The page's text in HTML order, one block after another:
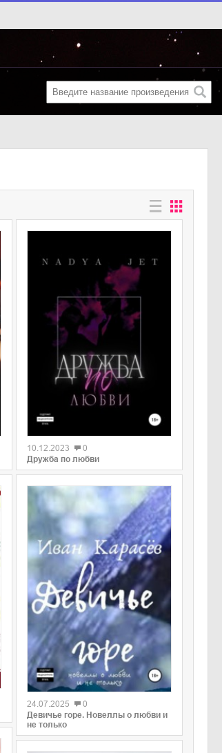
10.12.2023
0
Дружба по любви
24.07.2025
0
Девичье горе. Новеллы о любви и
не только